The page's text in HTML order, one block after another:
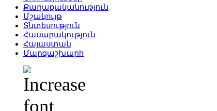
Քաղաքականություն
Մշակույթ
Տնտեսություն
Հասարակություն
Հայաստան
Մարզաշխարհ